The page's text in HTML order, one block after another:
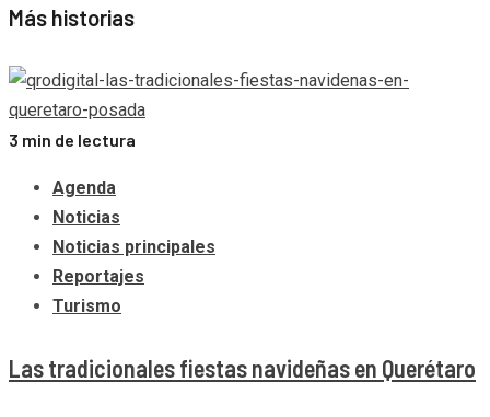
Más historias
3 min de lectura
Agenda
Noticias
Noticias principales
Reportajes
Turismo
Las tradicionales fiestas navideñas en Querétaro